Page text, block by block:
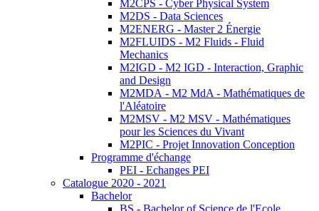
M2CPS - Cyber Physical System
M2DS - Data Sciences
M2ENERG - Master 2 Énergie
M2FLUIDS - M2 Fluids - Fluid
Mechanics
M2IGD - M2 IGD - Interaction, Graphic
and Design
M2MDA - M2 MdA - Mathématiques de
l'Aléatoire
M2MSV - M2 MSV - Mathématiques
pour les Sciences du Vivant
M2PIC - Projet Innovation Conception
Programme d'échange
PEI - Echanges PEI
Catalogue 2020 - 2021
Bachelor
BS - Bachelor of Science de l'Ecole